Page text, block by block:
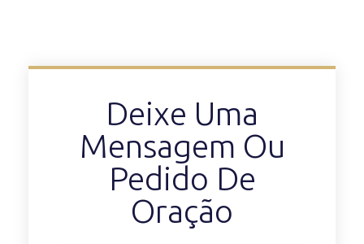
Deixe Uma
Mensagem Ou
Pedido De
Oração